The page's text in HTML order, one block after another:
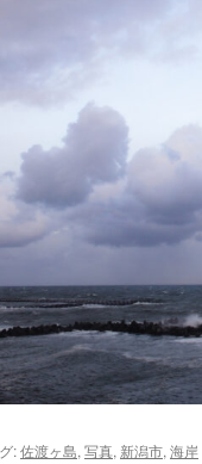
:佐渡ヶ島, 写真, 新潟市, 海岸